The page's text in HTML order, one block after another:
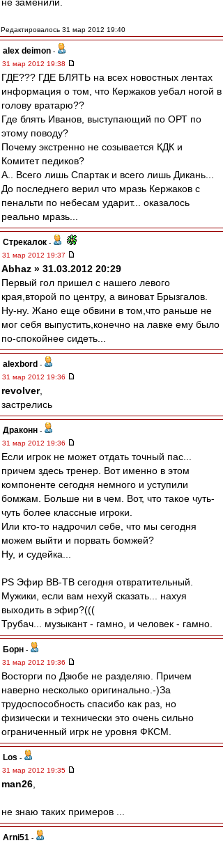
Редактировалось 31 мар 2012 19:40
alex deimon -
31 мар 2012 19:38
ГДЕ??? ГДЕ БЛЯТЬ на всех новостных лентах
информация о том, что Кержаков уебал ногой в
голову вратарю??
Где блять Иванов, выступающий по ОРТ по
этому поводу?
Почему экстренно не созывается КДК и
Комитет педиков?
А.. Всего лишь Спартак и всего лишь Дикань...
До последнего верил что мразь Кержаков с
пенальти по небесам ударит... оказалось
реально мразь...
Стрекалок -
31 мар 2012 19:37
Abhaz » 31.03.2012 20:29
Первый гол пришел с нашего левого
края,второй по центру, а виноват Брызгалов.
Ну-ну. Жано еще обвини в том,что раньше не
мог себя выпустить,конечно на лавке ему было
по-спокойнее сидеть...
alexbord -
31 мар 2012 19:36
revolver,
застрелись
Драконн -
31 мар 2012 19:36
Если игрок не может отдать точный пас...
причем здесь тренер. Вот именно в этом
компоненте сегодня немного и уступили
бомжам. Больше ни в чем. Вот, что такое чуть-
чуть более классные игроки.
Или кто-то надрочил себе, что мы сегодня
можем выйти и порвать бомжей?
Ну, и судейка...
PS Эфир ВВ-ТВ сегодня отвратительный.
Мужики, если вам нехуй сказать... нахуя
выходить в эфир?(((
Трубач... музыкант - гамно, и человек - гамно.
Борн -
31 мар 2012 19:36
Восторги по Дзюбе не разделяю. Причем
наверно несколько оригинально.-)За
трудоспособность спасибо как раз, но
физически и технически это очень сильно
ограниченный игрк не уровня ФКСМ.
Los -
31 мар 2012 19:35
man26
не знаю таких примеров ...
Arni51 -